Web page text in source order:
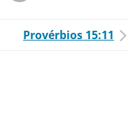
Provérbios 15:11